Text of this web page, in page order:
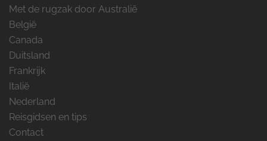
Met de rugzak door Australië
België
Canada
Duitsland
Frankrijk
Italië
Nederland
Reisgidsen en tips
Contact